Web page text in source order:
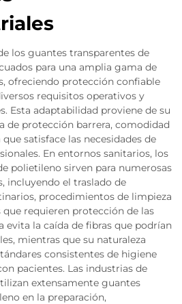
los guantes transparentes de
para una amplia gama de
ofreciendo protección confiable
requisitos operativos y
Esta adaptabilidad proviene de su
de protección barrera, comodidad
satisface las necesidades de
En entornos sanitarios, los
polietileno sirven para numerosas
incluyendo el traslado de
procedimientos de limpieza
requieren protección de las
evita la caída de fibras que podrían
mientras que su naturaleza
consistentes de higiene
pacientes. Las industrias de
extensamente guantes
en la preparación,